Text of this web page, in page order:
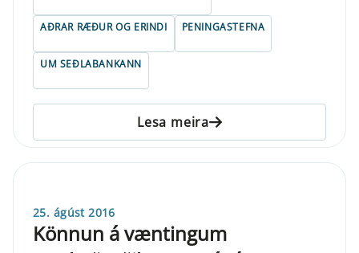
AÐRAR RÆÐUR OG ERINDI PENINGASTEFNA
UM SEÐLABANKANN
Lesa meira
25. ágúst 2016
Könnun á væntingum